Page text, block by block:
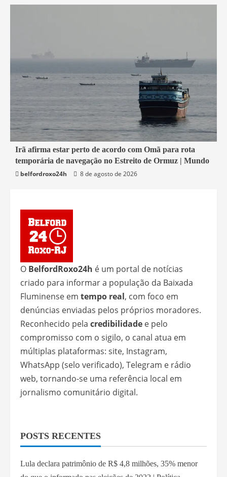
1 min read
Economia
Irã afirma estar perto de acordo com Omã para rota
temporária de navegação no Estreito de Ormuz | Mundo
belfordroxo24h
8 de agosto de 2026
O BelfordRoxo24h é um portal de notícias
criado para informar a população da Baixada
Fluminense em tempo real, com foco em
denúncias enviadas pelos próprios moradores.
Reconhecido pela credibilidade e pelo
compromisso com o sigilo, o canal atua em
múltiplas plataformas: site, Instagram,
WhatsApp (selo verificado), Telegram e rádio
web, tornando-se uma referência local em
jornalismo comunitário digital.
POSTS RECENTES
Lula declara patrimônio de R$ 4,8 milhões, 35% menor